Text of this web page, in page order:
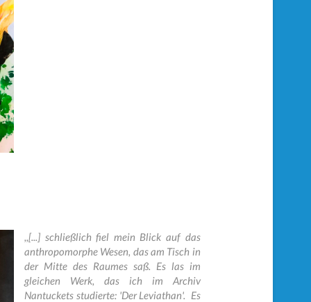
,,[...] schließlich fiel mein Blick auf das
anthropomorphe Wesen, das am Tisch in
der Mitte des Raumes saß. Es las im
gleichen Werk, das ich im Archiv
Nantuckets studierte: 'Der Leviathan'. Es